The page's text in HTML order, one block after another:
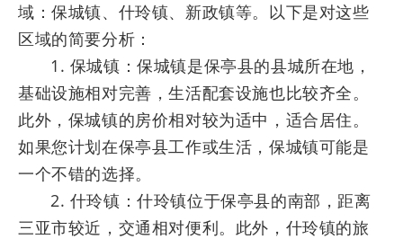
域：保城镇、什玲镇、新政镇等。以下是对这些
区域的简要分析：
1. 保城镇：保城镇是保亭县的县城所在地，
基础设施相对完善，生活配套设施也比较齐全。
此外，保城镇的房价相对较为适中，适合居住。
如果您计划在保亭县工作或生活，保城镇可能是
一个不错的选择。
2. 什玲镇：什玲镇位于保亭县的南部，距离
三亚市较近，交通相对便利。此外，什玲镇的旅